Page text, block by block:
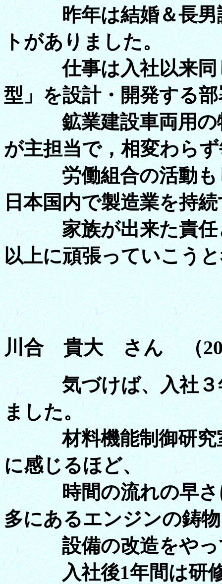
昨年は結婚＆長男誕
トがありました。
仕事は入社以来同じ
型」を設計・開発する
鉱業建設車両用の特
が主担当で，相変わら
労働組合の活動もし
日本国内で製造業を持
家族が出来た責任と
以上に頑張っていこう
川合 貴大 さん （
気づけば、入社３年
ました。
材料機能制御研究室
に感じるほど、
時間の流れの早さに
多にあるエンジンの鋳
設備の改造をやっ
入社後1年間は研修